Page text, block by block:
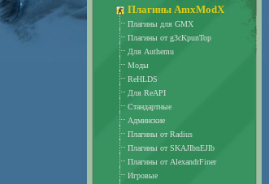
Плагины AmxModX
Плагины для GMX
Плагины от g3cKpunTop
Для Authemu
Моды
ReHLDS
Для ReAPI
Стандартные
Админские
Плагины от Radius
Плагины от SKAJIbnEJIb
Плагины от AlexandrFiner
Игровые